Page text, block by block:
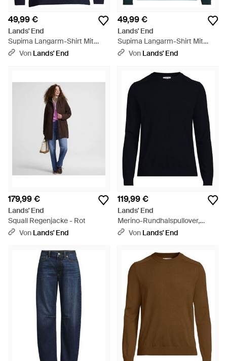
49,99 €
Lands' End
Supima Langarm-Shirt Mit
Rundhalsausschnitt, Herren,
Von Lands' End
49,99 €
Lands' End
Supima Langarm-Shirt Mit
Rundhalsausschnitt, Herren,
Von Lands' End
179,99 €
Lands' End
Squall Regenjacke - Rot
Von Lands' End
119,99 €
Lands' End
Merino-Rundhalspullover,
Herren, Größe Regular, Wolle,
Von Lands' End